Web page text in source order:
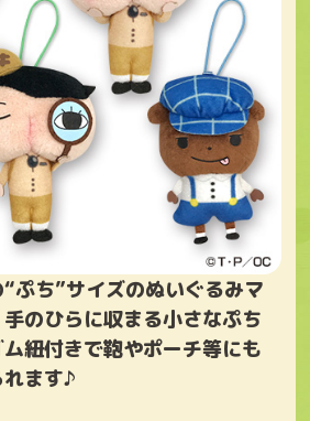
ぷち”サイズのぬいぐるみマ
のひらに収まる小さなぷち
紐付きで鞄やポーチ等にも
ます♪